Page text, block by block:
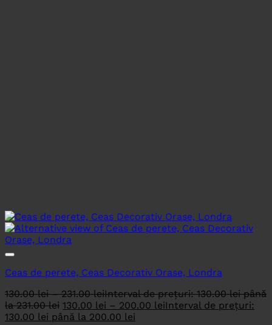
Ceas de perete, Ceas Decorativ Orase, Londra
130.00lei – 231.00leiInterval de prețuri: 130.00 lei până
la 231.00 lei 130.00 lei – 200.00 leiInterval de prețuri:
130.00 lei până la 200.00 lei